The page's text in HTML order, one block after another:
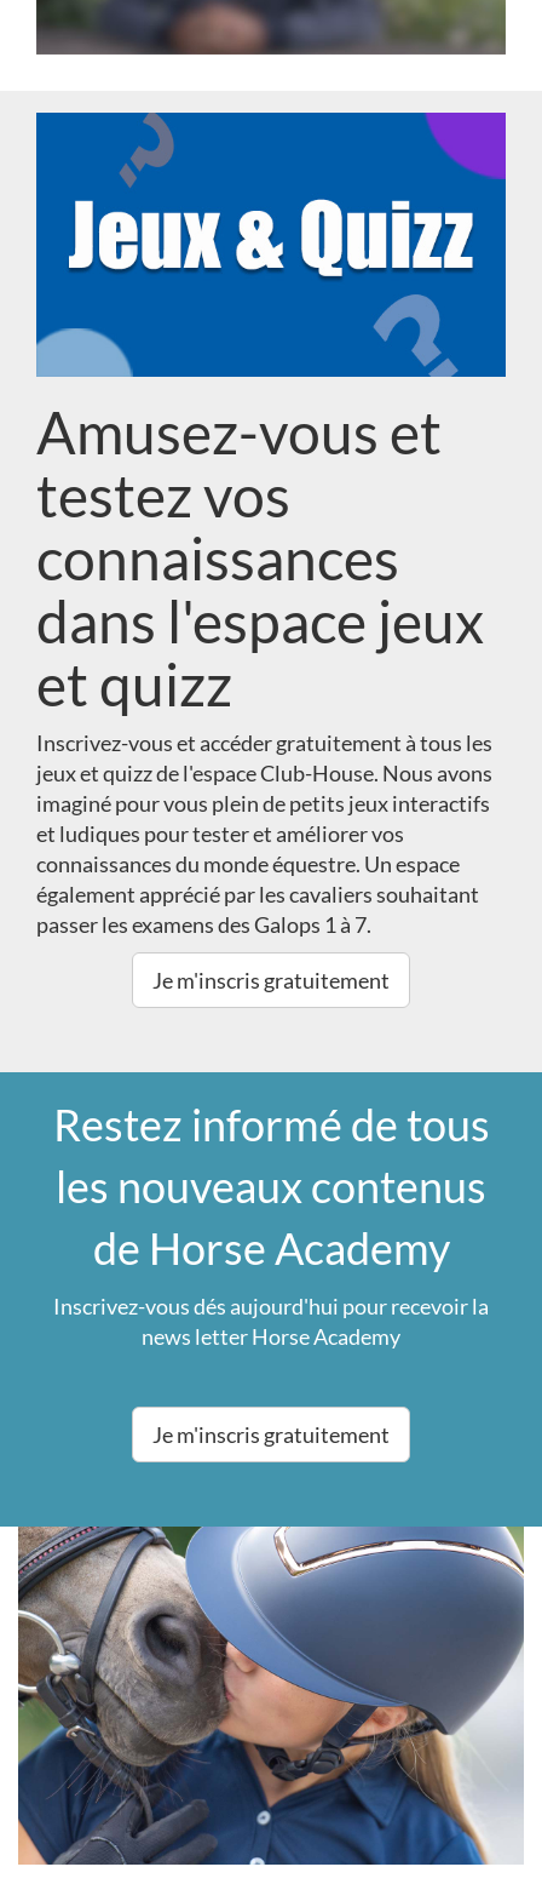
Amusez-vous et
testez vos
connaissances
dans l'espace jeux
et quizz
Inscrivez-vous et accéder gratuitement à tous les
jeux et quizz de l'espace Club-House. Nous avons
imaginé pour vous plein de petits jeux interactifs
et ludiques pour tester et améliorer vos
connaissances du monde équestre. Un espace
également apprécié par les cavaliers souhaitant
passer les examens des Galops 1 à 7.
Je m'inscris gratuitement
Restez informé de tous
les nouveaux contenus
de Horse Academy
Inscrivez-vous dés aujourd'hui pour recevoir la
news letter Horse Academy
Je m'inscris gratuitement